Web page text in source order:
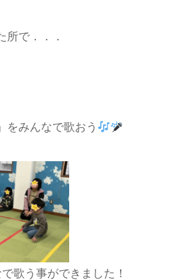
所で．．．
をみんなで歌おう
歌う事ができました！